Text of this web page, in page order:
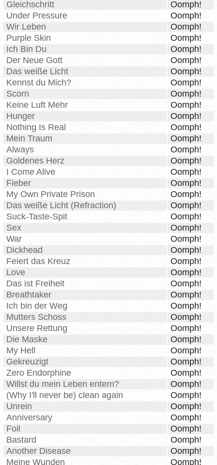
Gleichschritt
Oomph!
Under Pressure
Oomph!
Wir Leben
Oomph!
Purple Skin
Oomph!
Ich Bin Du
Oomph!
Der Neue Gott
Oomph!
Das weiße Licht
Oomph!
Kennst du Mich?
Oomph!
Scorn
Oomph!
Keine Luft Mehr
Oomph!
Hunger
Oomph!
Nothing Is Real
Oomph!
Mein Traum
Oomph!
Always
Oomph!
Goldenes Herz
Oomph!
I Come Alive
Oomph!
Fieber
Oomph!
My Own Private Prison
Oomph!
Das weiße Licht (Refraction)
Oomph!
Suck-Taste-Spit
Oomph!
Sex
Oomph!
War
Oomph!
Dickhead
Oomph!
Feiert das Kreuz
Oomph!
Love
Oomph!
Das ist Freiheit
Oomph!
Breathtaker
Oomph!
Ich bin der Weg
Oomph!
Mutters Schoss
Oomph!
Unsere Rettung
Oomph!
Die Maske
Oomph!
My Hell
Oomph!
Gekreuzigt
Oomph!
Zero Endorphine
Oomph!
Willst du mein Leben entern?
Oomph!
(Why I'll never be) clean again
Oomph!
Unrein
Oomph!
Anniversary
Oomph!
Foil
Oomph!
Bastard
Oomph!
Another Disease
Oomph!
Meine Wunden
Oomph!